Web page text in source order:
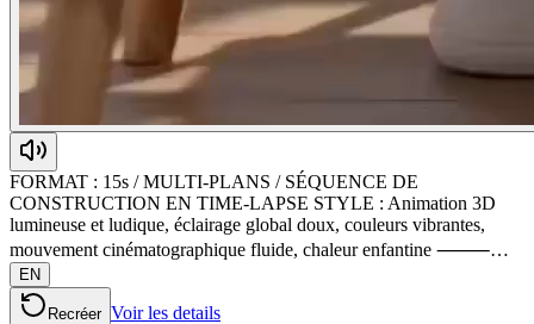
FORMAT : 15s / MULTI-PLANS / SÉQUENCE DE
CONSTRUCTION EN TIME-LAPSE STYLE : Animation 3D
lumineuse et ludique, éclairage global doux, couleurs vibrantes,
mouvement cinématographique fluide, chaleur enfantine ⸻…
EN
Recréer Voir les details